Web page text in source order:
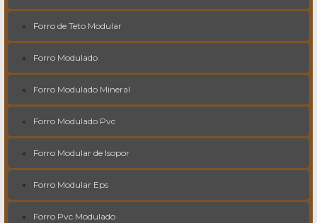
Forro de Teto Modular
Forro Modulado
Forro Modulado Mineral
Forro Modulado Pvc
Forro Modular de Isopor
Forro Modular Eps
Forro Pvc Modulado